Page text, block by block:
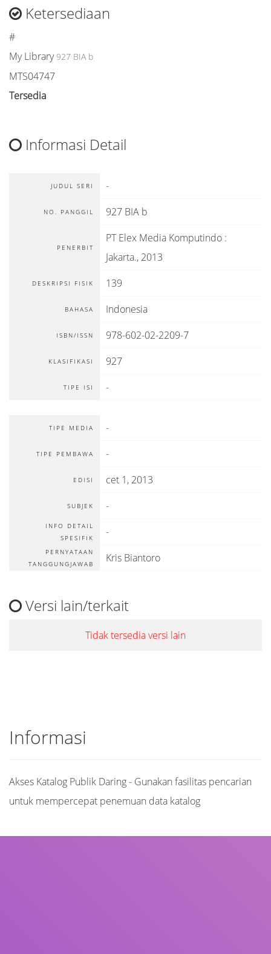
Ketersediaan
#
My Library 927 BIA b
MTS04747
Tersedia
Informasi Detail
JUDUL SERI -
NO. PANGGIL 927 BIA b
PENERBIT
PT Elex Media Komputindo :
Jakarta., 2013
DESKRIPSI FISIK 139
BAHASA Indonesia
ISBN/ISSN 978-602-02-2209-7
KLASIFIKASI 927
TIPE ISI -
TIPE MEDIA -
TIPE PEMBAWA -
EDISI cet 1, 2013
SUBJEK -
INFO DETAIL
SPESIFIK
-
PERNYATAAN
TANGGUNGJAWAB
Kris Biantoro
Versi lain/terkait
Tidak tersedia versi lain
Informasi
Akses Katalog Publik Daring - Gunakan fasilitas pencarian
untuk mempercepat penemuan data katalog